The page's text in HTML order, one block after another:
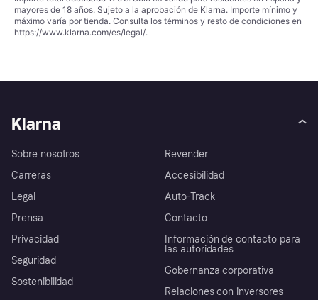
mayores de 18 años. Sujeto a la aprobación de Klarna. Importe mínimo y
máximo varía por tienda. Consulta los términos y resto de condiciones en
https://www.klarna.com/es/legal/.
Klarna
Sobre nosotros
Carreras
Legal
Prensa
Privacidad
Seguridad
Sostenibilidad
Revender
Accesibilidad
Auto-Track
Contacto
Información de contacto para
las autoridades
Gobernanza corporativa
Relaciones con inversores